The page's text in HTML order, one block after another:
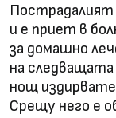
Пострадалият
и е приет в
за домашно
на
нощ
Срещу него е